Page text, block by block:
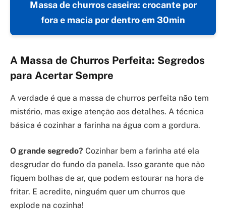
Massa de churros caseira: crocante por
fora e macia por dentro em 30min
A Massa de Churros Perfeita: Segredos
para Acertar Sempre
A verdade é que a massa de churros perfeita não tem
mistério, mas exige atenção aos detalhes. A técnica
básica é cozinhar a farinha na água com a gordura.
O grande segredo? Cozinhar bem a farinha até ela
desgrudar do fundo da panela. Isso garante que não
fiquem bolhas de ar, que podem estourar na hora de
fritar. E acredite, ninguém quer um churros que
explode na cozinha!